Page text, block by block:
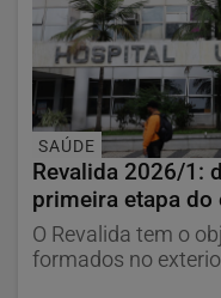
SAÚDE
Revalida 2026/1:
primeira etapa do
O Revalida tem o
formados no